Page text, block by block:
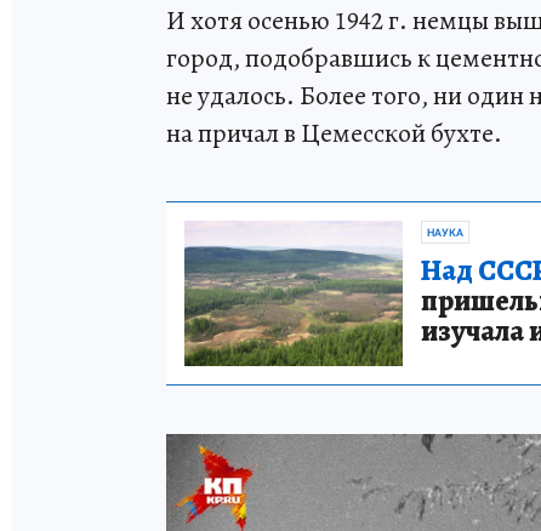
И хотя осенью 1942 г. немцы
город, подобравшись к
не удалось. Более того, ни один
на причал в Цемесской бухте.
НАУКА
Над
изучала